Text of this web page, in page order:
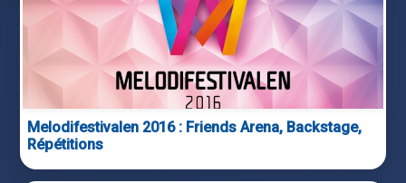
Melodifestivalen 2016 : Friends Arena, Backstage,
Répétitions